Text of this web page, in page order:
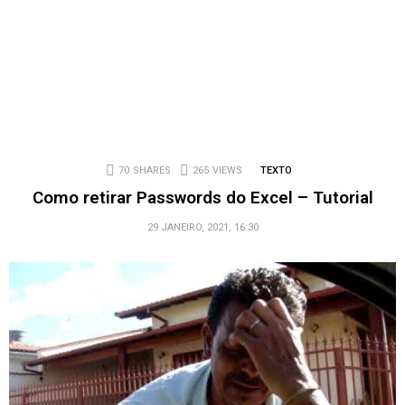
70 SHARES 265 VIEWS TEXTO
Como retirar Passwords do Excel – Tutorial
29 JANEIRO, 2021, 16:30